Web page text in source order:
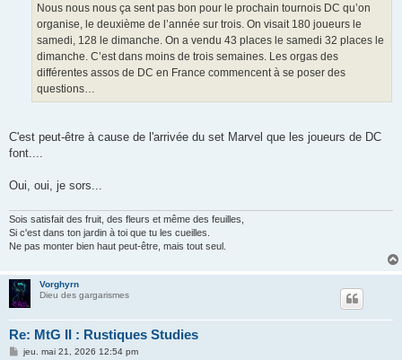
Nous nous nous ça sent pas bon pour le prochain tournois DC qu’on
organise, le deuxième de l’année sur trois. On visait 180 joueurs le
samedi, 128 le dimanche. On a vendu 43 places le samedi 32 places le
dimanche. C’est dans moins de trois semaines. Les orgas des
différentes assos de DC en France commencent à se poser des
questions…
C'est peut-être à cause de l'arrivée du set Marvel que les joueurs de DC
font....
Oui, oui, je sors...
Sois satisfait des fruit, des fleurs et même des feuilles,
Si c'est dans ton jardin à toi que tu les cueilles.
Ne pas monter bien haut peut-être, mais tout seul.
Vorghyrn
Dieu des gargarismes
Re: MtG II : Rustiques Studies
Mjeu. mai 21, 2026 12:54 pm